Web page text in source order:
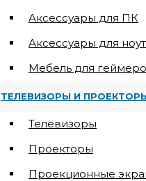
Аксессуары для ПК
Аксессуары для
Мебель для
ТЕЛЕВИЗОРЫ И
Телевизоры
Проекторы
Проекционные